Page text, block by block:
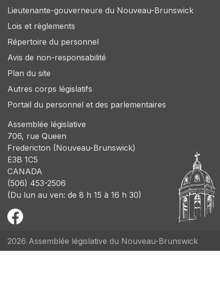
Lieutenante-gouverneure du Nouveau-Brunswick
Lois et règlements
Répertoire du personnel
Avis de non-responsabilité
Plan du site
Autres corps législatifs
Portail du personnel et des parlementaires
Assemblée législative
706, rue Queen
Fredericton (Nouveau-Brunswick)
E3B 1C5
CANADA
(506) 453-2506
(Du lun au ven: de 8 h 15 à 16 h 30)
2026 Assemblée législative du Nouveau-Brunswick